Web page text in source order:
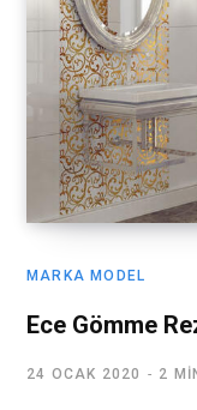
MARKA MODEL
Ece Gömme
24 OCAK 2020 2